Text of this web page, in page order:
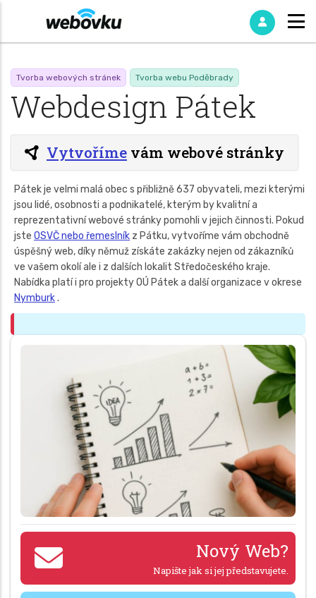
Tvorba webových stránek Tvorba webu Poděbrady
Webdesign Pátek
Vytvoříme vám webové stránky
Pátek je velmi malá obec s přibližně 637 obyvateli, mezi kterými
jsou lidé, osobnosti a podnikatelé, kterým by kvalitní a
reprezentativní webové stránky pomohli v jejich činnosti. Pokud
jste OSVČ nebo řemeslník z Pátku, vytvoříme vám obchodně
úspěšný web, díky němuž získáte zakázky nejen od zákazníků
ve vašem okolí ale i z dalších lokalit Středočeského kraje.
Nabídka platí i pro projekty OÚ Pátek a další organizace v okrese
Nymburk.
Nový Web?
Napište jak si jej představujete.